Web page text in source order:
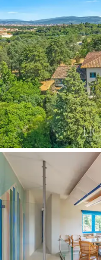
Döner bir merdiven,
kişilik yatak odası ve
alanınınbulunduğu üst
bodrum katında
Ana villaya ek olarak,
sahipiki bağımsız daire
banyolu geniş tek bir
oturma alanından
yatak odası ve banyo,
yaratıyor. Mülk, üç veya
tamamlanıyor.
Tesisi çevreleyen
muhteşem bir sundurma
havada dinlenme
alan sunmaktadır. Uzun
kaplı bahçe, yaz
havuzu eklenebilen